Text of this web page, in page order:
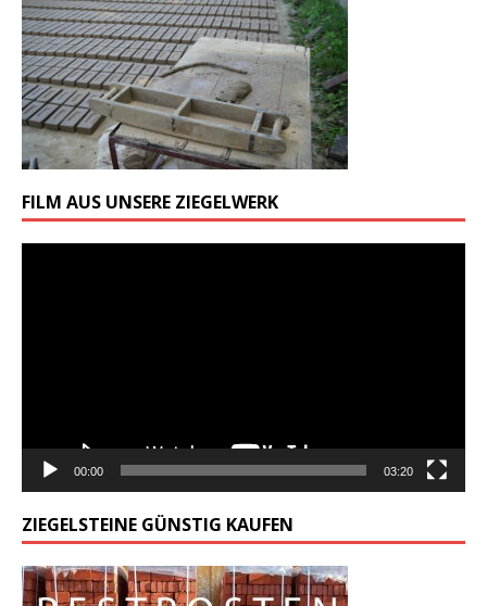
FILM AUS UNSERE ZIEGELWERK
00:00 03:20
ZIEGELSTEINE GÜNSTIG KAUFEN